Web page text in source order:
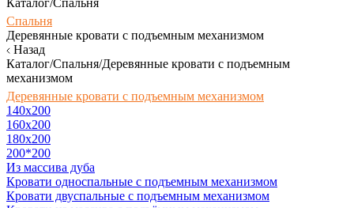
Каталог/Спальня
Спальня
Деревянные кровати с подъемным механизмом
Назад
Каталог/Спальня/Деревянные кровати с подъемным
механизмом
Деревянные кровати с подъемным механизмом
140x200
160х200
180х200
200*200
Из массива дуба
Кровати односпальные с подъемным механизмом
Кровати двуспальные с подъемным механизмом